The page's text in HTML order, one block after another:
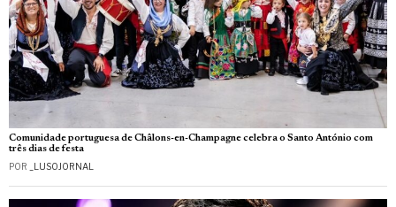
Comunidade portuguesa de Châlons-en-Champagne celebra o Santo António com
três dias de festa
POR _LUSOJORNAL